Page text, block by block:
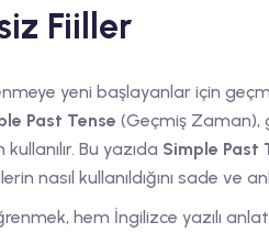
Fiiller
yeni başlayanlar için
Past Tense (Geçmiş Zaman),
Bu yazıda Simple Past
nasıl kullanıldığını sade ve
hem İngilizce yazılı